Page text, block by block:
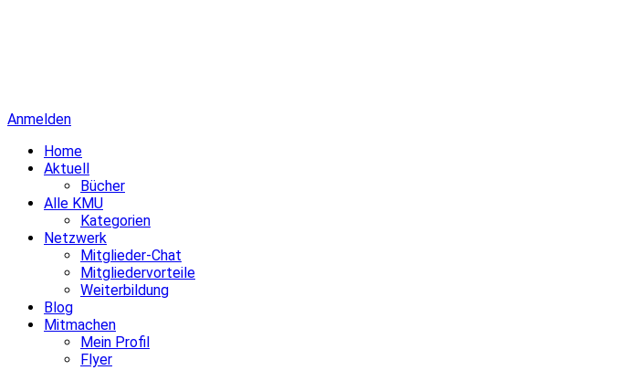
Anmelden
Home
Aktuell
Bücher
Alle KMU
Kategorien
Netzwerk
Mitglieder-Chat
Mitgliedervorteile
Weiterbildung
Blog
Mitmachen
Mein Profil
Flyer